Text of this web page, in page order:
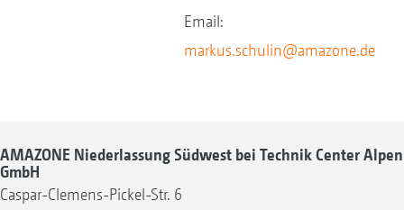
Email:
markus.schulin@amazone.de
AMAZONE Niederlassung Südwest bei Technik Center Alpen
GmbH
Caspar-Clemens-Pickel-Str. 6